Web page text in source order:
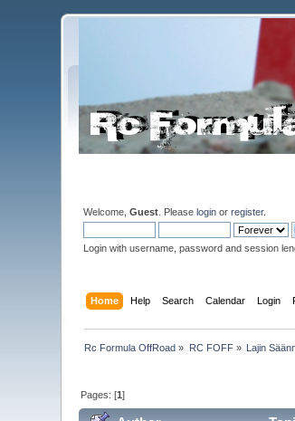
Welcome,Guest . Pleaselogin orregister.
Login with username, password and session
Home Help Search Calendar Login
Rc Formula OffRoad » RC FOFF» Lajin
Pages: [1]